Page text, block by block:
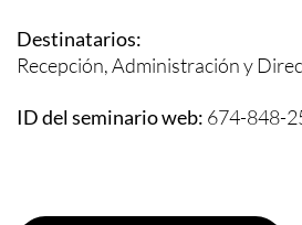
Destinatarios:
Recepción, Administración y
ID del seminario web: 674-848-